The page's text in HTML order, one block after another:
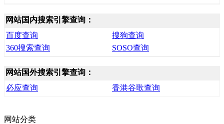
网站国内搜索引擎查询：
百度查询
搜狗查询
360搜索查询
SOSO查询
网站国外搜索引擎查询：
必应查询
香港谷歌查询
网站分类